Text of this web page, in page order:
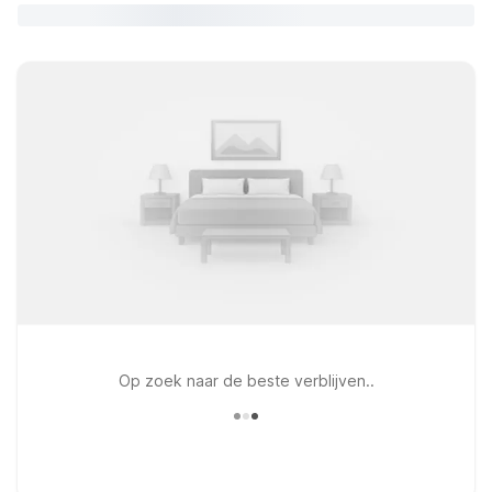
Op zoek naar de beste verblijven..